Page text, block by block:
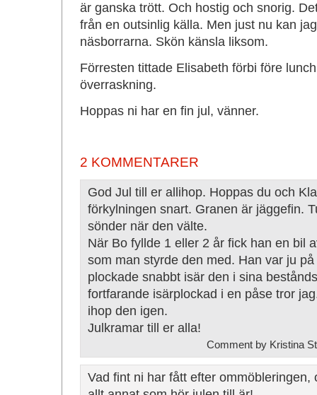
är ganska trött. Och hostig och snorig.
från en outsinlig källa. Men just nu kan
näsborrarna. Skön känsla liksom.
Förresten tittade Elisabeth förbi före
överraskning.
Hoppas ni har en fin jul, vänner.
2 KOMMENTARER
God Jul till er allihop. Hoppas du och
förkylningen snart. Granen är jäggefin.
sönder när den välte.
När Bo fyllde 1 eller 2 år fick han en bil
som man styrde den med. Han var ju
plockade snabbt isär den i sina
fortfarande isärplockad i en påse tror
ihop den igen.
Julkramar till er alla!
Comment by Kristina
Vad fint ni har fått efter ommöbleringen,